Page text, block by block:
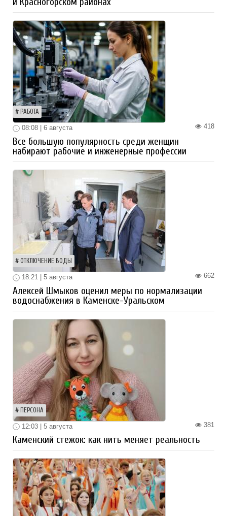
РАБОТА
418
08:08 | 6 августа
Все большую популярность среди женщин
набирают рабочие и инженерные профессии
ОТКЛЮЧЕНИЕ ВОДЫ
662
18:21 | 5 августа
Алексей Шмыков оценил меры по нормализации
водоснабжения в Каменске-Уральском
ПЕРСОНА
381
12:03 | 5 августа
Каменский стежок: как нить меняет реальность